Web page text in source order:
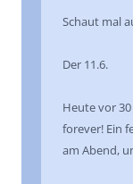
Schaut mal
Der 11.6.
Heute vor
forever! Ein
am Abend,